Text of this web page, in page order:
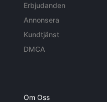
Erbjudanden
Annonsera
Kundtjänst
DMCA
Om Oss